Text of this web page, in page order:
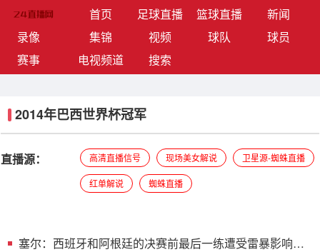
首页(current)足球直播 篮球直播
新闻
录像
集锦 视频 球队
球员
赛事
电视频道 搜索
2014年巴西世界杯冠军
直播源： 高清直播信号 现场美女解说 卫星源-蜘蛛直播
红单解说 蜘蛛直播
塞尔：西班牙和阿根廷的决赛前最后一练遭受雷暴影响，